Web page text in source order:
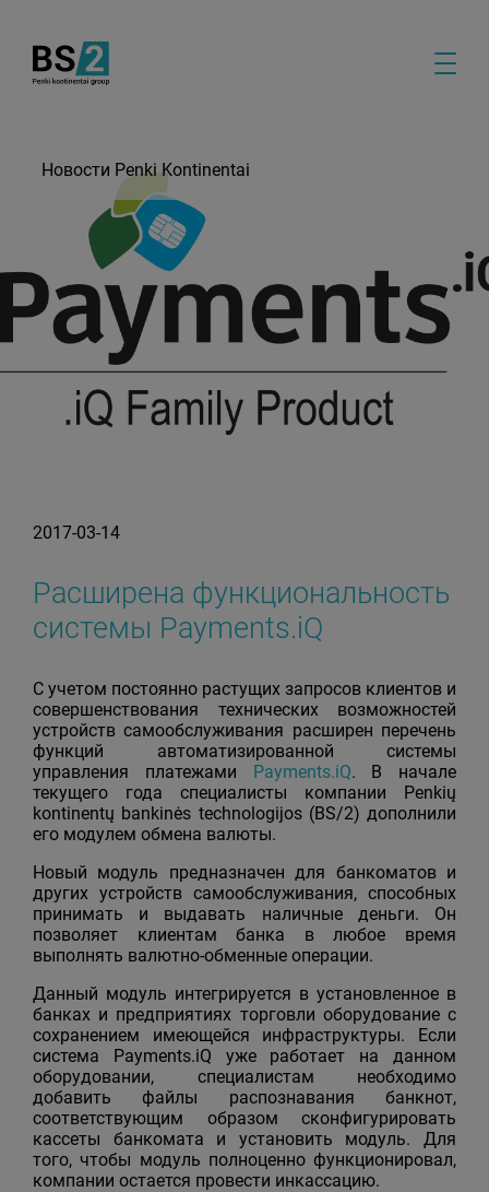
Новости Penki Kontinentai
2017-03-14
Расширена функциональность
системы Payments.iQ
С учетом постоянно растущих запросов клиентов и
совершенствования технических возможностей
устройств самообслуживания расширен перечень
функций автоматизированной системы
управления платежами Payments.iQ. В начале
текущего года специалисты компании Penkių
kontinentų bankinės technologijos (BS/2) дополнили
его модулем обмена валюты.
Новый модуль предназначен для банкоматов и
других устройств самообслуживания, способных
принимать и выдавать наличные деньги. Он
позволяет клиентам банка в любое время
выполнять валютно-обменные операции.
Данный модуль интегрируется в установленное в
банках и предприятиях торговли оборудование с
сохранением имеющейся инфраструктуры. Если
система Payments.iQ уже работает на данном
оборудовании, специалистам необходимо
добавить файлы распознавания банкнот,
соответствующим образом сконфигурировать
кассеты банкомата и установить модуль. Для
того, чтобы модуль полноценно функционировал,
компании остается провести инкассацию.